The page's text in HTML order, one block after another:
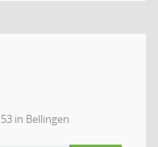
in Bellingen